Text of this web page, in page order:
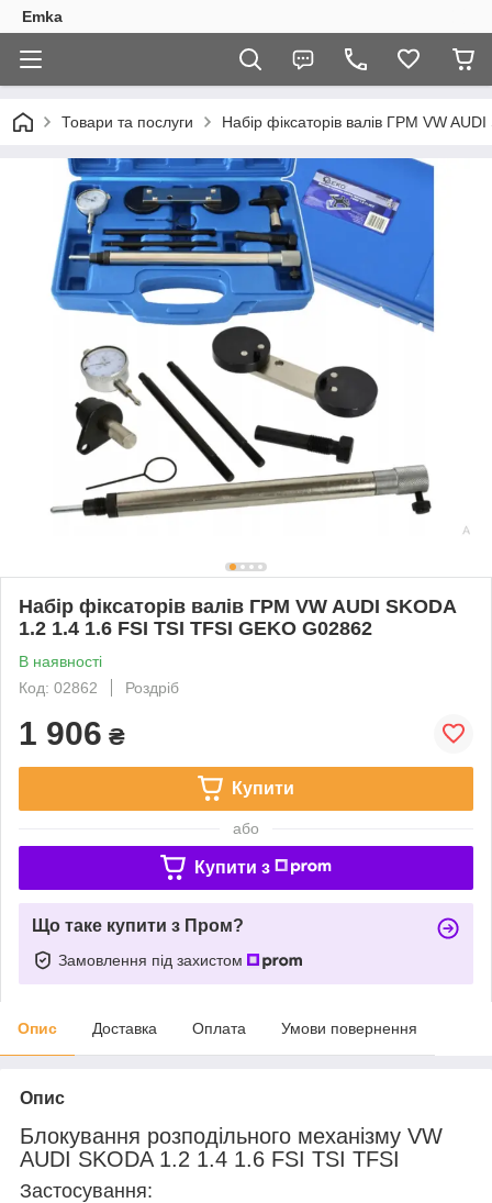
Emka
Товари та послуги Набір фіксаторів валів ГРМ VW
Набір фіксаторів валів ГРМ VW AUDI SKODA
1.2 1.4 1.6 FSI TSI TFSI GEKO G02862
В наявності
Код: 02862
Роздріб
1 906 ₴
Купити
або
Купити з
Що таке купити з Пром?
Замовлення під захистом
Опис Доставка Оплата Умови повернення
Опис
Блокування розподільного механізму VW
AUDI SKODA 1.2 1.4 1.6 FSI TSI TFSI
Застосування: